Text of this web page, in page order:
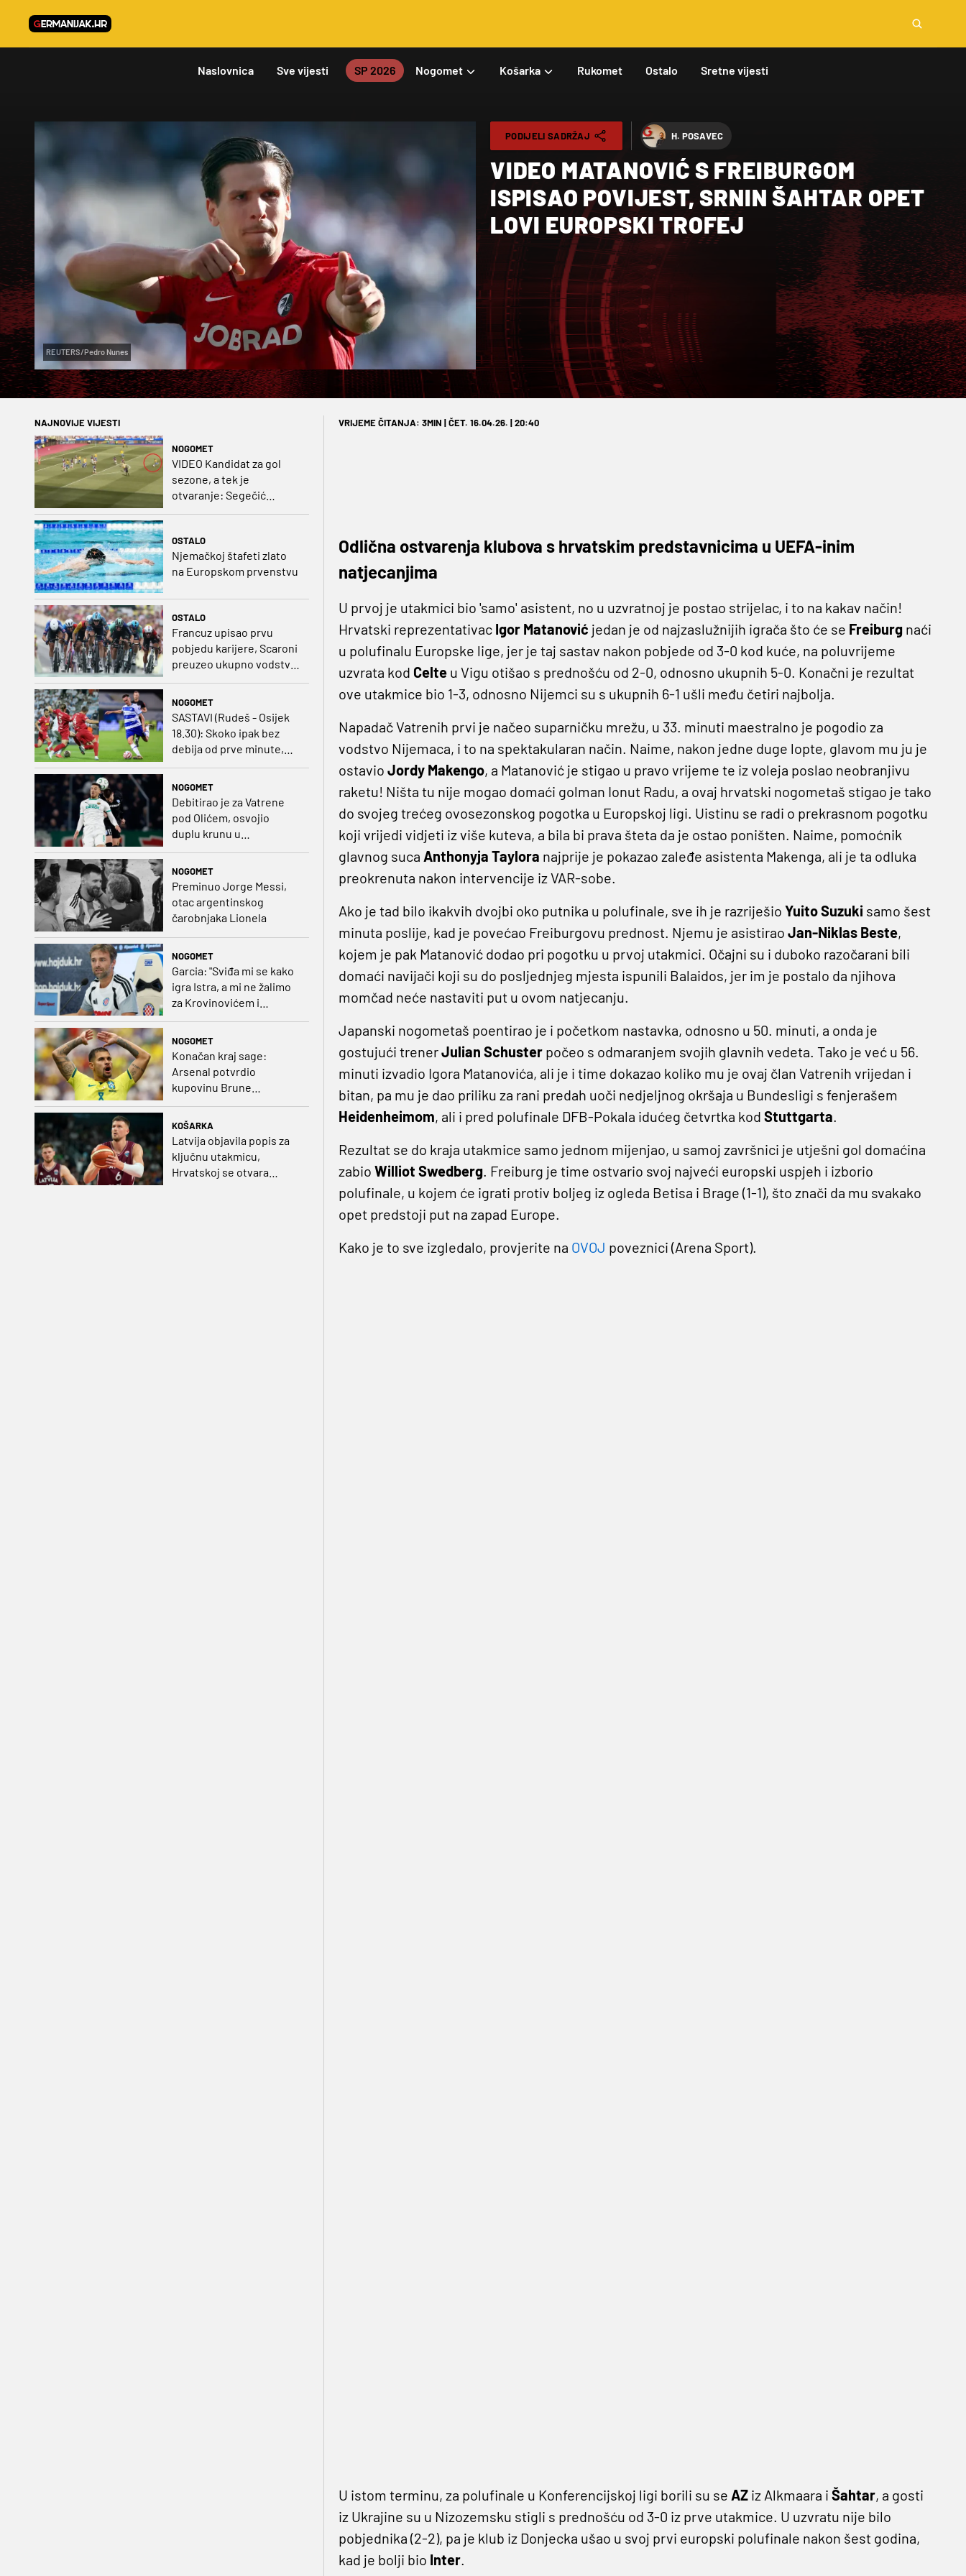
Naslovnica Sve vijesti SP 2026 Nogomet Košarka Rukomet Ostalo Sretne vijesti
REUTERS/Pedro Nunes
PODIJELI SADRŽAJ H. POSAVEC
VIDEO MATANOVIĆ S FREIBURGOM
ISPISAO POVIJEST, SRNIN ŠAHTAR OPET
LOVI EUROPSKI TROFEJ
NAJNOVIJE VIJESTI
NOGOMET
VIDEO Kandidat za gol
sezone, a tek je
otvaranje: Segečić
OSTALO
Njemačkoj štafeti zlato
na Europskom prvenstvu
OSTALO
Francuz upisao prvu
pobjedu karijere, Scaroni
preuzeo ukupno vodstvo
u Poljskoj
NOGOMET
SASTAVI (Rudeš - Osijek
18.30): Skoko ipak bez
debija od prve minute,
gosti promijenili
prvo kolo
NOGOMET
Debitirao je za Vatrene
pod Olićem, osvojio
duplu krunu u
NOGOMET
Preminuo Jorge Messi,
otac argentinskog
čarobnjaka Lionela
NOGOMET
Garcia: "Sviđa mi se kako
igra Istra, a mi ne žalimo
za Krovinovićem i
Guillamonom. Selahi?
NOGOMET
Konačan kraj sage:
Arsenal potvrdio
kupovinu Brune
KOŠARKA
Latvija objavila popis za
ključnu utakmicu,
Hrvatskoj se otvara
VRIJEME ČITANJA: 3MIN | ČET. 16.04.26. | 20:40
Odlična ostvarenja klubova s hrvatskim predstavnicima u UEFA-inim
natjecanjima
U prvoj je utakmici bio 'samo' asistent, no u uzvratnoj je postao strijelac, i to na kakav način!
Hrvatski reprezentativac Igor Matanović jedan je od najzaslužnijih igrača što će se Freiburg naći
u polufinalu Europske lige, jer je taj sastav nakon pobjede od 3-0 kod kuće, na poluvrijeme
uzvrata kod Celte u Vigu otišao s prednošću od 2-0, odnosno ukupnih 5-0. Konačni je rezultat
ove utakmice bio 1-3, odnosno Nijemci su s ukupnih 6-1 ušli među četiri najbolja.
Napadač Vatrenih prvi je načeo suparničku mrežu, u 33. minuti maestralno je pogodio za
vodstvo Nijemaca, i to na spektakularan način. Naime, nakon jedne duge lopte, glavom mu ju je
ostavio Jordy Makengo, a Matanović je stigao u pravo vrijeme te iz voleja poslao neobranjivu
raketu! Ništa tu nije mogao domaći golman Ionut Radu, a ovaj hrvatski nogometaš stigao je tako
do svojeg trećeg ovosezonskog pogotka u Europskoj ligi. Uistinu se radi o prekrasnom pogotku
koji vrijedi vidjeti iz više kuteva, a bila bi prava šteta da je ostao poništen. Naime, pomoćnik
glavnog suca Anthonyja Taylora najprije je pokazao zaleđe asistenta Makenga, ali je ta odluka
preokrenuta nakon intervencije iz VAR-sobe.
Ako je tad bilo ikakvih dvojbi oko putnika u polufinale, sve ih je razriješio Yuito Suzuki samo šest
minuta poslije, kad je povećao Freiburgovu prednost. Njemu je asistirao Jan-Niklas Beste,
kojem je pak Matanović dodao pri pogotku u prvoj utakmici. Očajni su i duboko razočarani bili
domaći navijači koji su do posljednjeg mjesta ispunili Balaidos, jer im je postalo da njihova
momčad neće nastaviti put u ovom natjecanju.
Japanski nogometaš poentirao je i početkom nastavka, odnosno u 50. minuti, a onda je
gostujući trenerJulian Schuster počeo s odmaranjem svojih glavnih vedeta. Tako je već u 56.
minuti izvadio Igora Matanovića, ali je i time dokazao koliko mu je ovaj član Vatrenih vrijedan i
bitan, pa mu je dao priliku za rani predah uoči nedjeljnog okršaja u Bundesligi s fenjerašem
Heidenheimom, ali i pred polufinale DFB-Pokala idućeg četvrtka kod Stuttgarta.
Rezultat se do kraja utakmice samo jednom mijenjao, u samoj završnici je utješni gol domaćina
zabio Williot Swedberg. Freiburg je time ostvario svoj najveći europski uspjeh i izborio
polufinale, u kojem će igrati protiv boljeg iz ogleda Betisa i Brage (1-1), što znači da mu svakako
opet predstoji put na zapad Europe.
Kako je to sve izgledalo, provjerite na OVOJ poveznici (Arena Sport).
U istom terminu, za polufinale u Konferencijskoj ligi borili su se AZ iz Alkmaara i Šahtar, a gosti
iz Ukrajine su u Nizozemsku stigli s prednošću od 3-0 iz prve utakmice. U uzvratu nije bilo
pobjednika (2-2), pa je klub iz Donjecka ušao u svoj prvi europski polufinale nakon šest godina,
kad je bolji bio Inter.